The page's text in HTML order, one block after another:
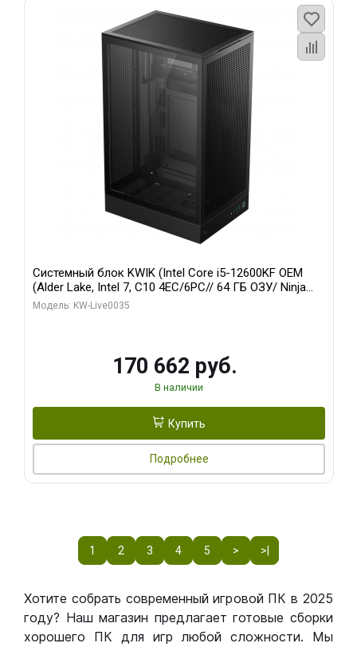
Системный блок KWIK (Intel Core i5-12600KF OEM
(Alder Lake, Intel 7, C10 4EC/6PC// 64 ГБ ОЗУ/ Ninja
Sinotex GTX1650 4GB 128bit GDDR6 DVI DP HDMI 2/
Модель: KW-Live0035
170 662 руб.
В наличии
Купить
Подробнее
1 2 3 4 5 > >|
Хотите собрать современный игровой ПК в 2025
году? Наш магазин предлагает готовые сборки
хорошего ПК для игр любой сложности. Мы